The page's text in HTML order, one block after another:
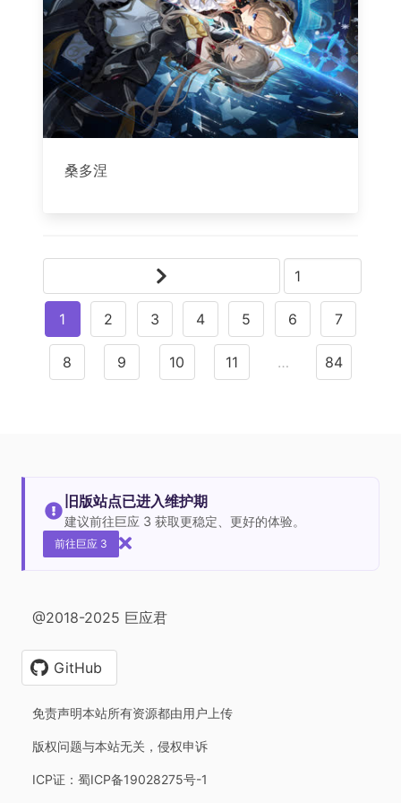
桑多涅
1 2 3 4 5 6 7
8 9 10 11 … 84
旧版站点已进入维护期
建议前往巨应 3 获取更稳定、更好的体验。
前往巨应 3
@2018-2025 巨应君
GitHub
免责声明本站所有资源都由用户上传
版权问题与本站无关，侵权申诉
ICP证：蜀ICP备19028275号-1